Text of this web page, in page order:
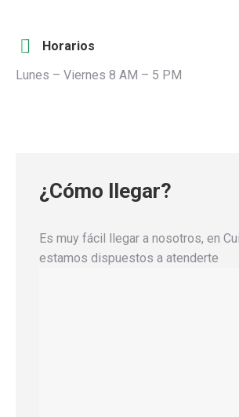
Horarios
Lunes – Viernes 8 AM – 5 PM
¿Cómo llegar?
Es muy fácil llegar a nosotros, en
estamos dispuestos a atenderte